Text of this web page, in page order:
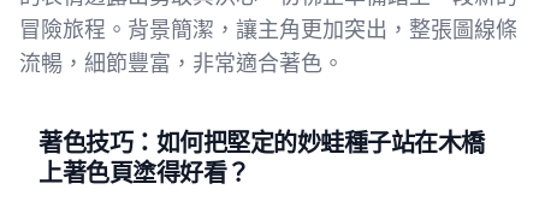
冒險旅程。背景簡潔，讓主角更加突出，整張圖線條
流暢，細節豐富，非常適合著色。
著色技巧：如何把堅定的妙蛙種子站在木橋
上著色頁塗得好看？